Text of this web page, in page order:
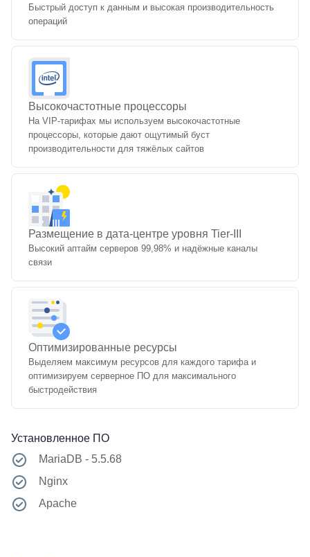
Быстрый доступ к данным и высокая производительность
операций
Высокочастотные процессоры
На VIP-⁠тарифах мы используем высокочастотные
процессоры, которые дают ощутимый буст
производительности для тяжёлых сайтов
Размещение в дата⁠-⁠центре уровня Tier-III
Высокий аптайм серверов 99,98% и надёжные каналы
связи
Оптимизированные ресурсы
Выделяем максимум ресурсов для каждого тарифа и
оптимизируем серверное ПО для максимального
быстродействия
Установленное ПО
MariaDB - 5.5.68
Nginx
Apache